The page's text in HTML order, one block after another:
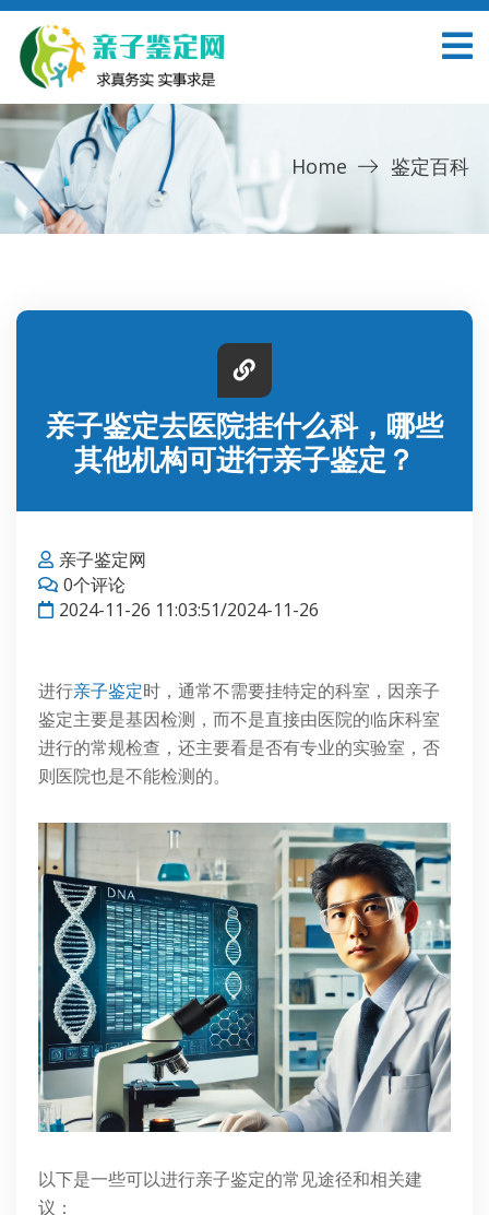
Home 鉴定百科
亲子鉴定去医院挂什么科，哪些
其他机构可进行亲子鉴定？
亲子鉴定网
0个评论
2024-11-26 11:03:51/2024-11-26
进行亲子鉴定时，通常不需要挂特定的科室，因亲子
鉴定主要是基因检测，而不是直接由医院的临床科室
进行的常规检查，还主要看是否有专业的实验室，否
则医院也是不能检测的。
以下是一些可以进行亲子鉴定的常见途径和相关建
议：